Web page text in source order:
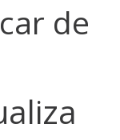
de